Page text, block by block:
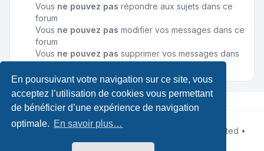
En poursuivant votre navigation sur ce site, vous
acceptez l’utilisation de cookies vous permettant
de bénéficier d’une expérience de navigation
optimale. En savoir plus…
Vous ne pouvez pas répondre aux sujets dans ce
forum
Vous ne pouvez pas modifier vos messages dans ce
forum
Vous ne pouvez pas supprimer vos messages dans
Développé parphpBB® Forum Software © phpBB Limited •
Leenoz